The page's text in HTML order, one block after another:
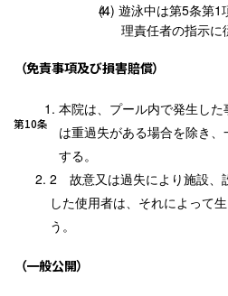
遊泳中は第5条第1
理責任者の指示に
（免責事項及び損害賠償）
第10条
本院は、プール内で発生し
は重過失がある場合を除き
する。
故意又は過失により施設、
した使用者は、それによって
う。
（一般公開）